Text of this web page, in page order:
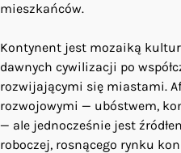
mieszkańców.
Kontynent jest mozaiką
dawnych cywilizacji po
rozwijającymi się miastami.
rozwojowymi — ubóstwem,
— ale jednocześnie jest
roboczej, rosnącego rynku